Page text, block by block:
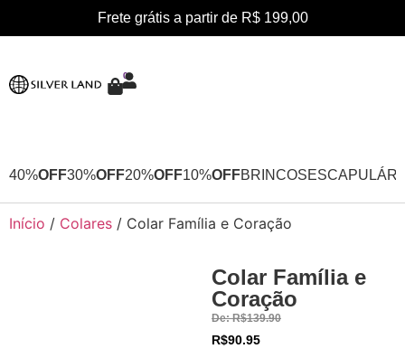
Frete grátis a partir de R$ 199,00
0
40%OFF30%OFF20%OFF10%OFFBRINCOS
Início / Colares / Colar Família e Coração
Colar Família e
Coração
De:R$139.90
R$90.95